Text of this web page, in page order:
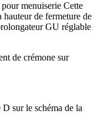
menuiserie Cette
hauteur de fermeture de
GU réglable
de crémone sur
sur le schéma de la